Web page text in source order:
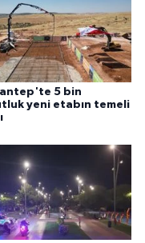
5 bin
yeni etabın temeli